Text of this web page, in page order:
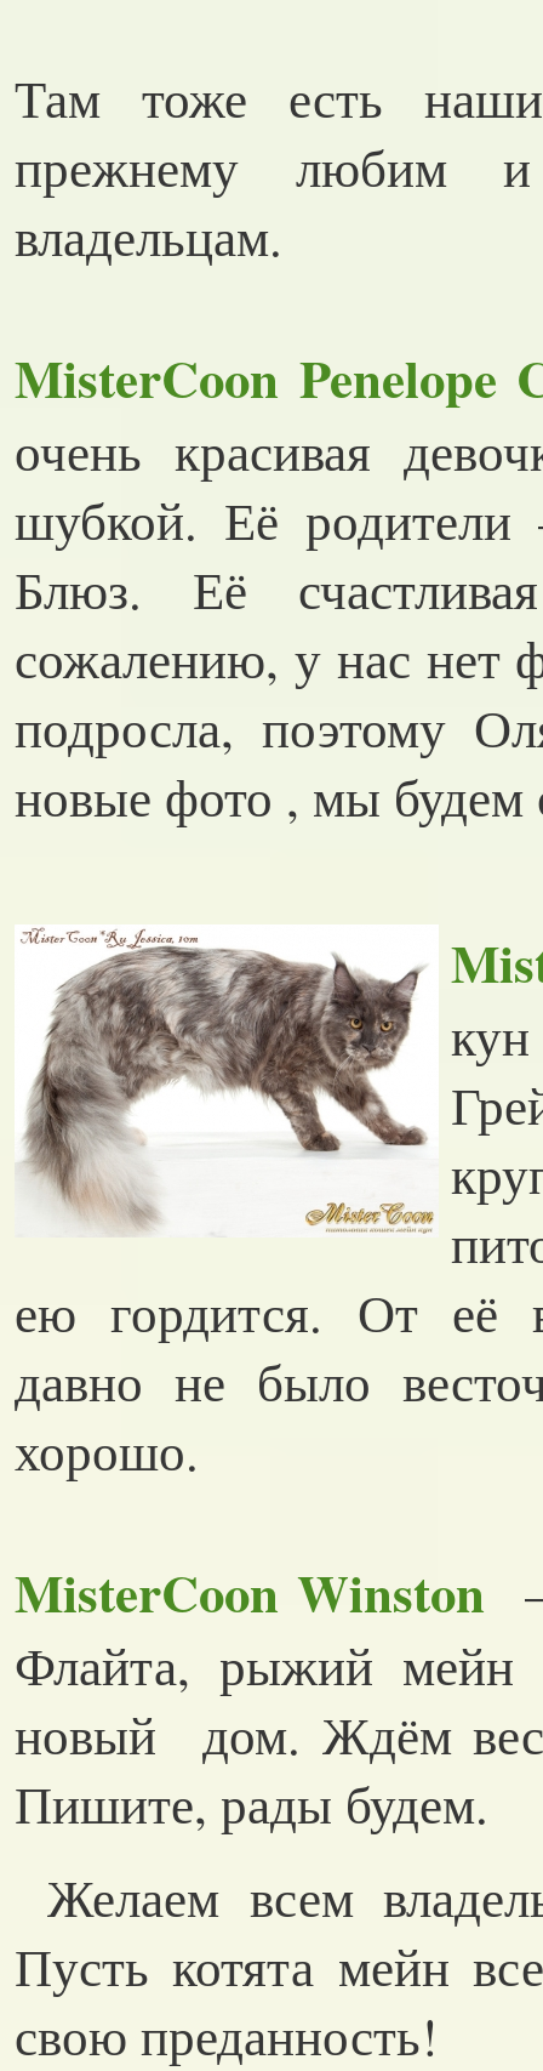
Там тоже есть
прежнему любим
владельцам.
MisterCoon Penelope
очень красивая
шубкой. Её
Блюз. Её
сожалению, у нас нет
подросла, поэтому
новые фото , мы будем
ею гордится. От её
давно не было
хорошо.
MisterCoon Winston
Флайта, рыжий мейн
новый дом. Ждём
Пишите, рады будем.
Желаем всем
Пусть котята мейн
свою преданность!